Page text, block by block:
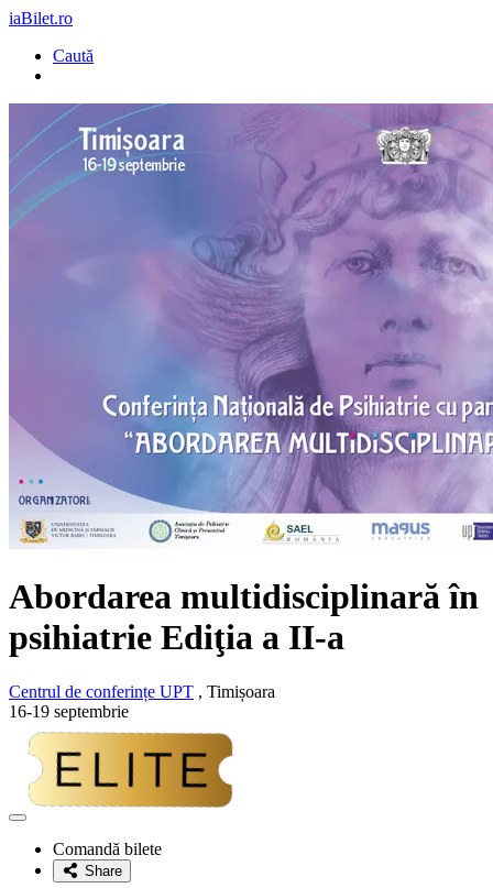
iaBilet.ro
Caută
Abordarea multidisciplinară în
psihiatrie Ediţia a II-a
Centrul de conferințe UPT , Timișoara
16-19 septembrie
Adaugă
favoriteComandă bilete
Share